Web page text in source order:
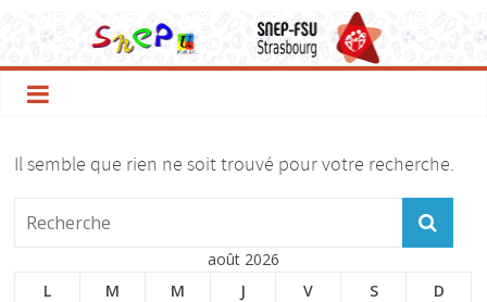
contenu
Le
SNEP
FSU
Strasbourg
Il semble que rien ne soit trouvé pour votre recherche.
août 2026
L
M M J V S
D